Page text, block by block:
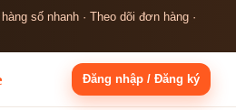
số nhanh · Theo dõi đơn hàng ·
Đăng nhập / Đăng ký